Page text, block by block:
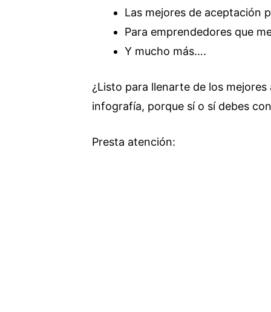
Las mejores de aceptación
Para emprendedores que
Y mucho más….
¿Listo para llenarte de los
infografía, porque sí o sí debes
Presta atención: